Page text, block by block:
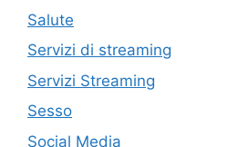
Salute
Servizi di streaming
Servizi Streaming
Sesso
Social Media